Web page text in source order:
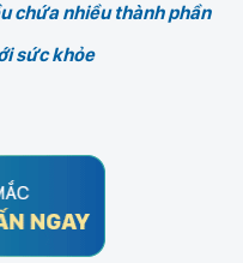
chứa nhiều thành phần
sức khỏe